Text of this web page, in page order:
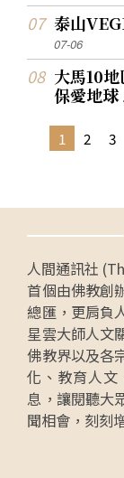
泰山
07-06
大馬10
保愛地球
1 2 3
人間通訊社
首個由佛教創
總匯，更肩負
星雲大師人文
佛教界以及各
化、教育人文
息，讓閱聽大
聞相會，刻刻